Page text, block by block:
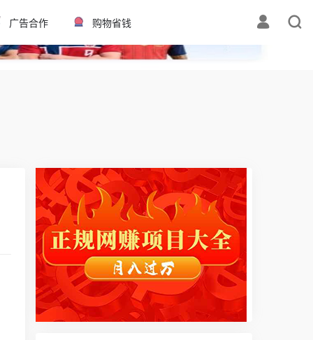
✕
广告合作 购物省钱